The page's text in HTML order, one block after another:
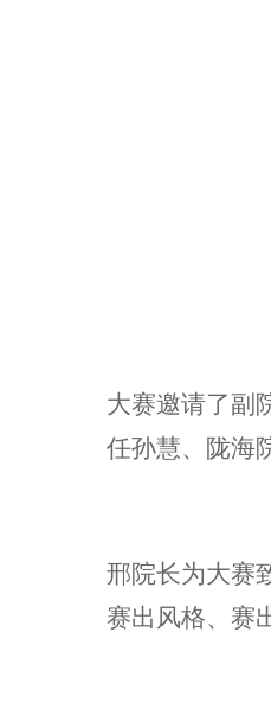
大赛邀请了副
任孙慧、陇海
邢院长为大赛
赛出风格、赛